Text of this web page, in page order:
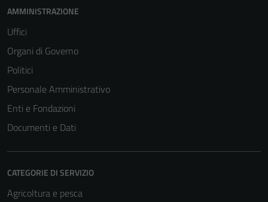
AMMINISTRAZIONE
Uffici
Organi di Governo
Politici
Personale Amministrativo
Enti e Fondazioni
Documenti e Dati
CATEGORIE DI SERVIZIO
Agricoltura e pesca